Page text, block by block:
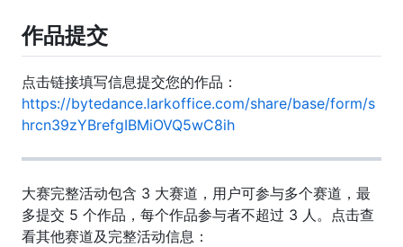
作品提交
点击链接填写信息提交您的作品：
https://bytedance.larkoffice.com/share/base/form/s
hrcn39zYBrefgIBMiOVQ5wC8ih
大赛完整活动包含 3 大赛道，用户可参与多个赛道，最
多提交 5 个作品，每个作品参与者不超过 3 人。点击查
看其他赛道及完整活动信息：